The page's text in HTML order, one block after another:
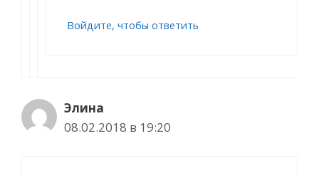
Войдите, чтобы ответить
Элина
08.02.2018 в 19:20